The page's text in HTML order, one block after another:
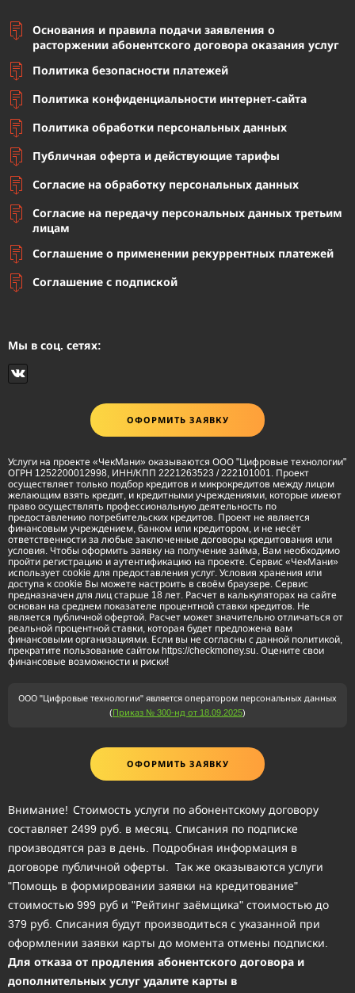
Основания и правила подачи заявления о
расторжении абонентского договора оказания услуг
Политика безопасности платежей
Политика конфиденциальности интернет-сайта
Политика обработки персональных данных
Публичная оферта и действующие тарифы
Согласие на обработку персональных данных
Согласие на передачу персональных данных третьим
лицам
Соглашение о применении рекуррентных платежей
Соглашение с подпиской
Мы в соц. сетях:
ОФОРМИТЬ ЗАЯВКУ
Услуги на проекте «ЧекМани» оказываются ООО "Цифровые технологии"
ОГРН 1252200012998, ИНН/КПП 2221263523 / 222101001. Проект
осуществляет только подбор кредитов и микрокредитов между лицом
желающим взять кредит, и кредитными учреждениями, которые имеют
право осуществлять профессиональную деятельность по
предоставлению потребительских кредитов. Проект не является
финансовым учреждением, банком или кредитором, и не несёт
ответственности за любые заключенные договоры кредитования или
условия. Чтобы оформить заявку на получение займа, Вам необходимо
пройти регистрацию и аутентификацию на проекте. Сервис «ЧекМани»
использует cookie для предоставления услуг. Условия хранения или
доступа к cookie Вы можете настроить в своём браузере. Сервис
предназначен для лиц старше 18 лет. Расчет в калькуляторах на сайте
основан на среднем показателе процентной ставки кредитов. Не
является публичной офертой. Расчет может значительно отличаться от
реальной процентной ставки, которая будет предложена вам
финансовыми организациями. Если вы не согласны с данной политикой,
прекратите пользование сайтом https://checkmoney.su. Оцените свои
финансовые возможности и риски!
ООО "Цифровые технологии" является оператором персональных данных
(Приказ № 300-нд от 18.09.2025)
ОФОРМИТЬ ЗАЯВКУ
Внимание! Стоимость услуги по абонентскому договору
составляет 2499 руб. в месяц. Списания по подписке
производятся раз в день. Подробная информация в
договоре публичной оферты. Так же оказываются услуги
"Помощь в формировании заявки на кредитование"
стоимостью 999 руб и "Рейтинг заёмщика" стоимостью до
379 руб. Списания будут производиться с указанной при
оформлении заявки карты до момента отмены подписки.
Для отказа от продления абонентского договора и
дополнительных услуг удалите карты в